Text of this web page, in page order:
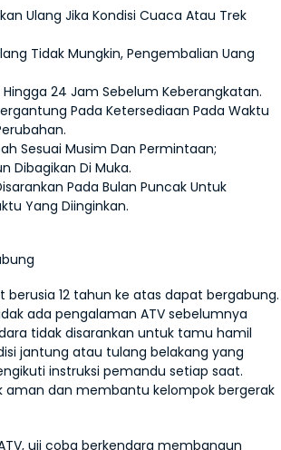
Ulang Jika Kondisi Cuaca Atau Trek
Tidak Mungkin, Pengembalian Uang
24 Jam Sebelum Keberangkatan.
Pada Ketersediaan Pada Waktu
Sesuai Musim Dan Permintaan;
Dibagikan Di Muka.
Pada Bulan Puncak Untuk
Yang Diinginkan.
12 tahun ke atas dapat bergabung.
ada pengalaman ATV sebelumnya
tidak disarankan untuk tamu hamil
jantung atau tulang belakang yang
instruksi pemandu setiap saat.
aman dan membantu kelompok bergerak
uji coba berkendara membangun